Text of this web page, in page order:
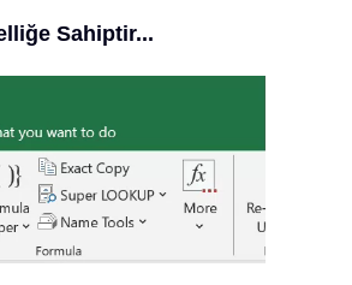
Sahiptir...